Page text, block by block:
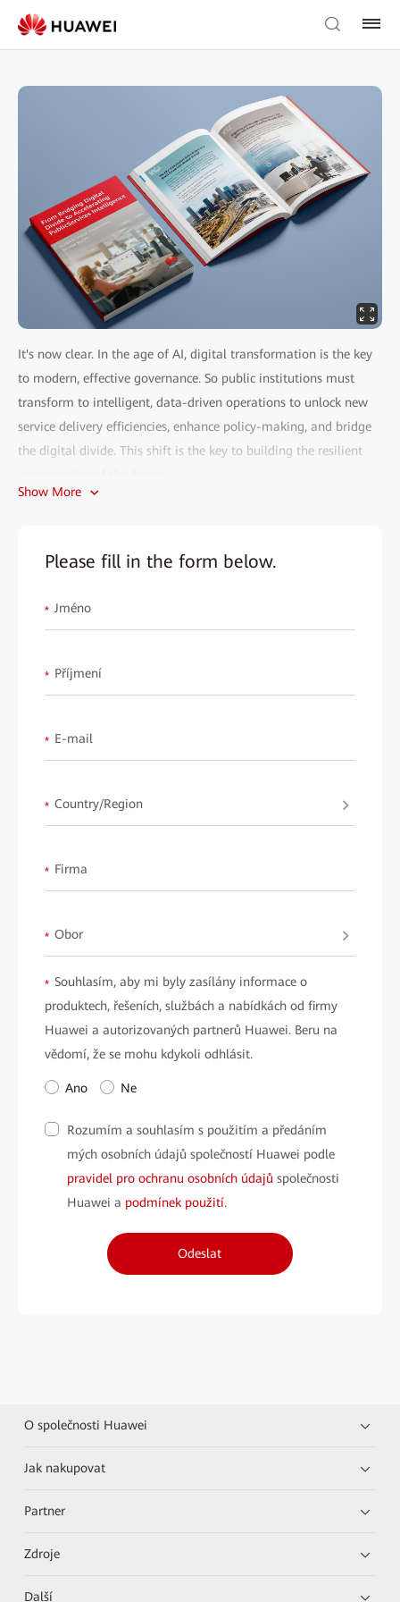
It's now clear. In the age of AI, digital transformation is the key
to modern, effective governance. So public institutions must
transform to intelligent, data-driven operations to unlock new
service delivery efficiencies, enhance policy-making, and bridge
the digital divide. This shift is the key to building the resilient
choosing state-of-the-art technology and real-world industry
citizen satisfaction, and dramatically cut operational expenses.
Discover their proven strategies and learn how your
today now to accelerate your own transformation.
Show More
Please fill in the form below.
* Jméno
* Příjmení
* E-mail
* Country/Region
* Firma
* Obor
* Souhlasím, aby mi byly zasílány informace o
produktech, řešeních, službách a nabídkách od firmy
Huawei a autorizovaných partnerů Huawei. Beru na
vědomí, že se mohu kdykoli odhlásit.
Ano Ne
Rozumím a souhlasím s použitím a předáním
mých osobních údajů společností Huawei podle
pravidel pro ochranu osobních údajů společnosti
Huawei a podmínek použití.
Odeslat
O společnosti Huawei
Jak nakupovat
Partner
Zdroje
Další